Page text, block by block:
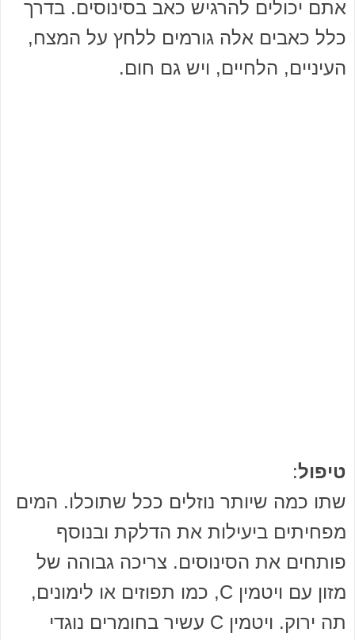
אתם יכולים להרגיש כאב בסינוסים. בדרך
כלל כאבים אלה גורמים ללחץ על המצח,
העיניים, הלחיים, ויש גם חום.
טיפול:
שתו כמה שיותר נוזלים ככל שתוכלו. המים
מפחיתים ביעילות את הדלקת ובנוסף
פותחים את הסינוסים. צריכה גבוהה של
מזון עם ויטמין C, כמו תפוזים או לימונים,
תה ירוק. ויטמין C עשיר בחומרים נוגדי